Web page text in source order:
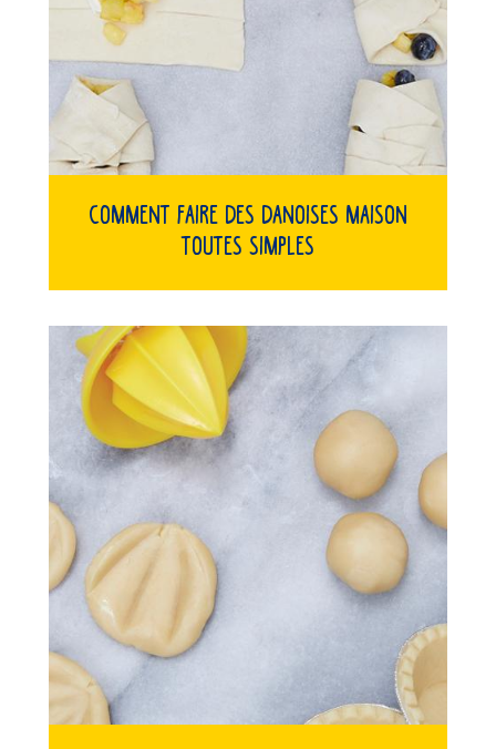
Comment faire des danoises maison
toutes simples